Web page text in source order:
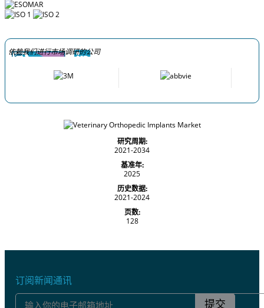
依赖我们进行市场调研的公司
研究周期:
2021-2034
基准年:
2025
历史数据:
2021-2024
页数:
128
订阅新闻通讯
提交